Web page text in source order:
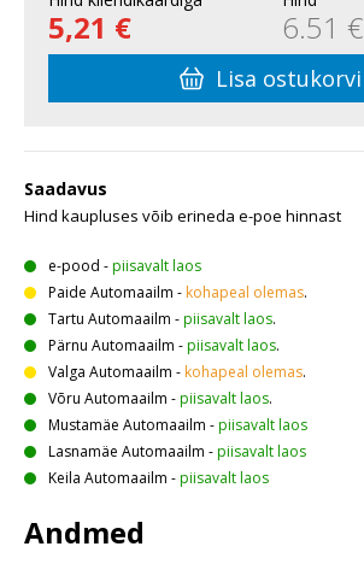
5,21 € 6.51 €
Lisa ostukorvi
Saadavus
Hind kaupluses võib erineda e-poe hinnast
e-pood -piisavalt laos
Paide Automaailm - kohapeal olemas.
Tartu Automaailm -piisavalt laos.
Pärnu Automaailm -piisavalt laos.
Valga Automaailm - kohapeal olemas.
Võru Automaailm -piisavalt laos.
Mustamäe Automaailm -piisavalt laos
Lasnamäe Automaailm -piisavalt laos
Keila Automaailm -piisavalt laos
Andmed